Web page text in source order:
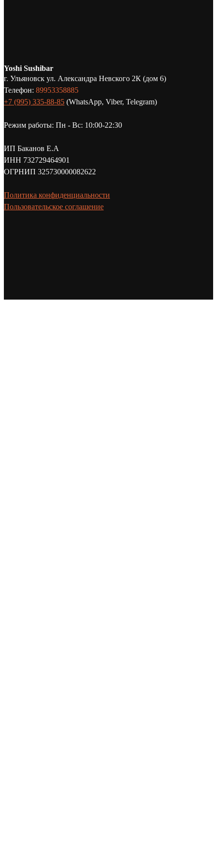
Yoshi Sushibar
г. Ульяновск ул. Александра Невского 2К (дом 6)
Телефон: 89953358885
+7 (995) 335-88-85 (WhatsApp, Viber, Telegram)
Режим работы: Пн - Вс: 10:00-22:30
ИП Баканов Е.А
ИНН 732729464901
ОГРНИП 325730000082622
Политика конфиденциальности
Пользовательское соглашение